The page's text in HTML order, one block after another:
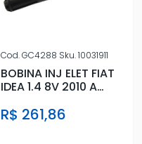
Cod.GC4288 Sku.10031911
BOBINA INJ ELET FIAT
IDEA 1.4 8V 2010 A
R$ 261,86